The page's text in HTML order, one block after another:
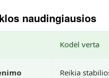
naudingiausios
Kodėl verta
Reikia